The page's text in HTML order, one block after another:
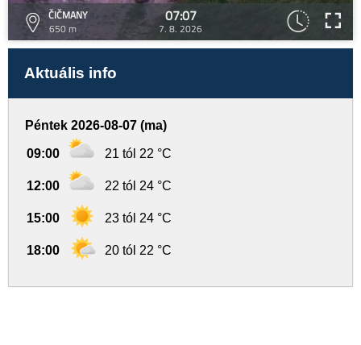
ČIČMANY
650 m
07:07
7. 8. 2026
Aktuális info
Péntek 2026-08-07 (ma)
09:00 21 tól 22 °C
12:00 22 tól 24 °C
15:00 23 tól 24 °C
18:00 20 tól 22 °C